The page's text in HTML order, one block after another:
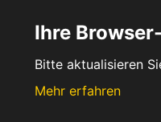
Ihre
Bitte aktualisieren
Mehr erfahren